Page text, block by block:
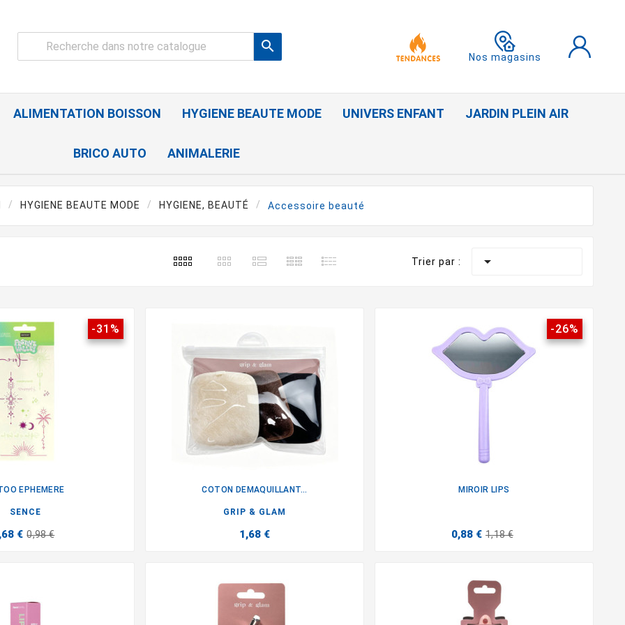

Nos magasins
ALIMENTATION BOISSON HYGIENE BEAUTE MODE UNIVERS ENFANT JARDIN PLEIN AIR
BRICO AUTO ANIMALERIE
HYGIENE BEAUTE MODE HYGIENE, BEAUTÉ Accessoire beauté
Trier par : 
-31%
EPHEMERE
SENCE
€ 0,98 €
COTON DEMAQUILLANT...
GRIP & GLAM
1,68 €
-26%
MIROIR LIPS
0,88 € 1,18 €